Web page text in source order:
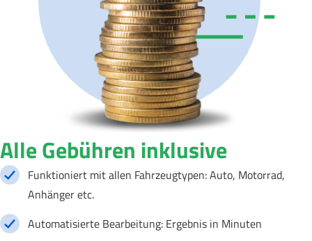
Alle Gebühren inklusive
Funktioniert mit allen Fahrzeugtypen: Auto, Motorrad,
Anhänger etc.
Automatisierte Bearbeitung: Ergebnis in Minuten